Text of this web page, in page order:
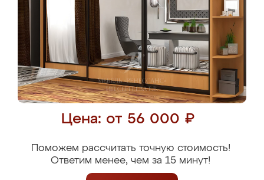
Цена: от 56 000 ₽
Поможем рассчитать точную стоимость!
Ответим менее, чем за 15 минут!